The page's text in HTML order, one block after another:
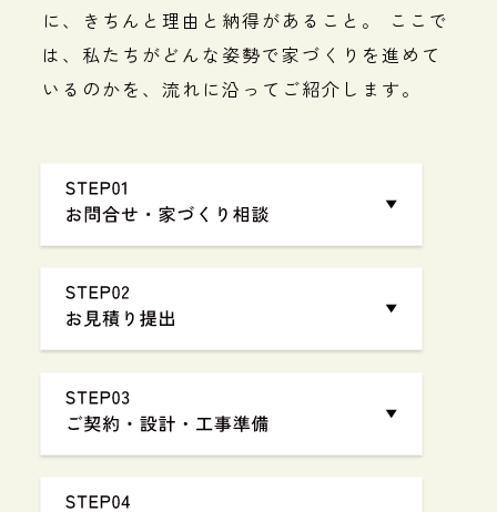
に、きちんと理由と納得があること。
ここで
は、私たちがどんな姿勢で家づくりを進めて
いるのかを、流れに沿ってご紹介します。